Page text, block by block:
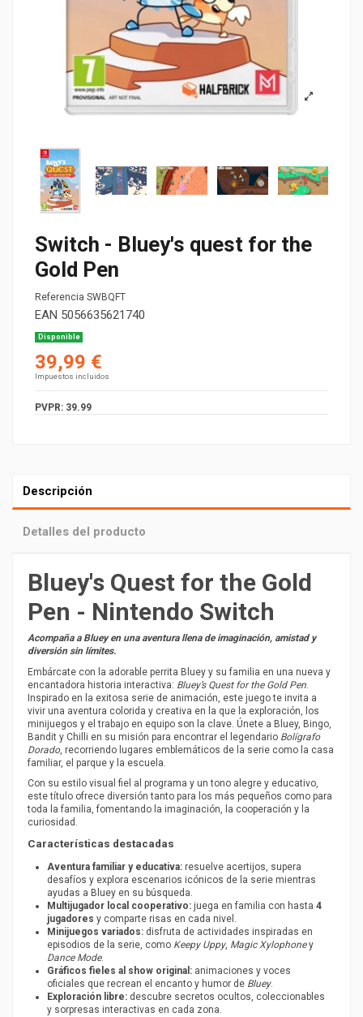
Switch - Bluey's quest for the
Gold Pen
Referencia SWBQFT
EAN 5056635621740
Disponible
39,99 €
Impuestos incluidos
PVPR: 39.99
Descripción
Detalles del producto
Bluey's Quest for the Gold
Pen - Nintendo Switch
Acompaña a Bluey en una aventura llena de imaginación, amistad y
diversión sin límites.
Embárcate con la adorable perrita Bluey y su familia en una nueva y
encantadora historia interactiva: Bluey’s Quest for the Gold Pen.
Inspirado en la exitosa serie de animación, este juego te invita a
vivir una aventura colorida y creativa en la que la exploración, los
minijuegos y el trabajo en equipo son la clave. Únete a Bluey, Bingo,
Bandit y Chilli en su misión para encontrar el legendario Bolígrafo
Dorado, recorriendo lugares emblemáticos de la serie como la casa
familiar, el parque y la escuela.
Con su estilo visual fiel al programa y un tono alegre y educativo,
este título ofrece diversión tanto para los más pequeños como para
toda la familia, fomentando la imaginación, la cooperación y la
curiosidad.
Características destacadas
Aventura familiar y educativa: resuelve acertijos, supera
desafíos y explora escenarios icónicos de la serie mientras
ayudas a Bluey en su búsqueda.
Multijugador local cooperativo: juega en familia con hasta 4
jugadores y comparte risas en cada nivel.
Minijuegos variados: disfruta de actividades inspiradas en
episodios de la serie, como Keepy Uppy, Magic Xylophoney
Dance Mode.
Gráficos fieles al show original: animaciones y voces
oficiales que recrean el encanto y humor de Bluey.
Exploración libre: descubre secretos ocultos, coleccionables
y sorpresas interactivas en cada zona.